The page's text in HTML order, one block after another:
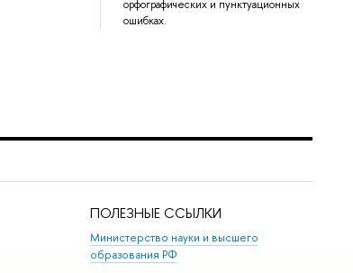
орфографических и пунктуационных
ошибках.
ПОЛЕЗНЫЕ ССЫЛКИ
Министерство науки и высшего
образования РФ